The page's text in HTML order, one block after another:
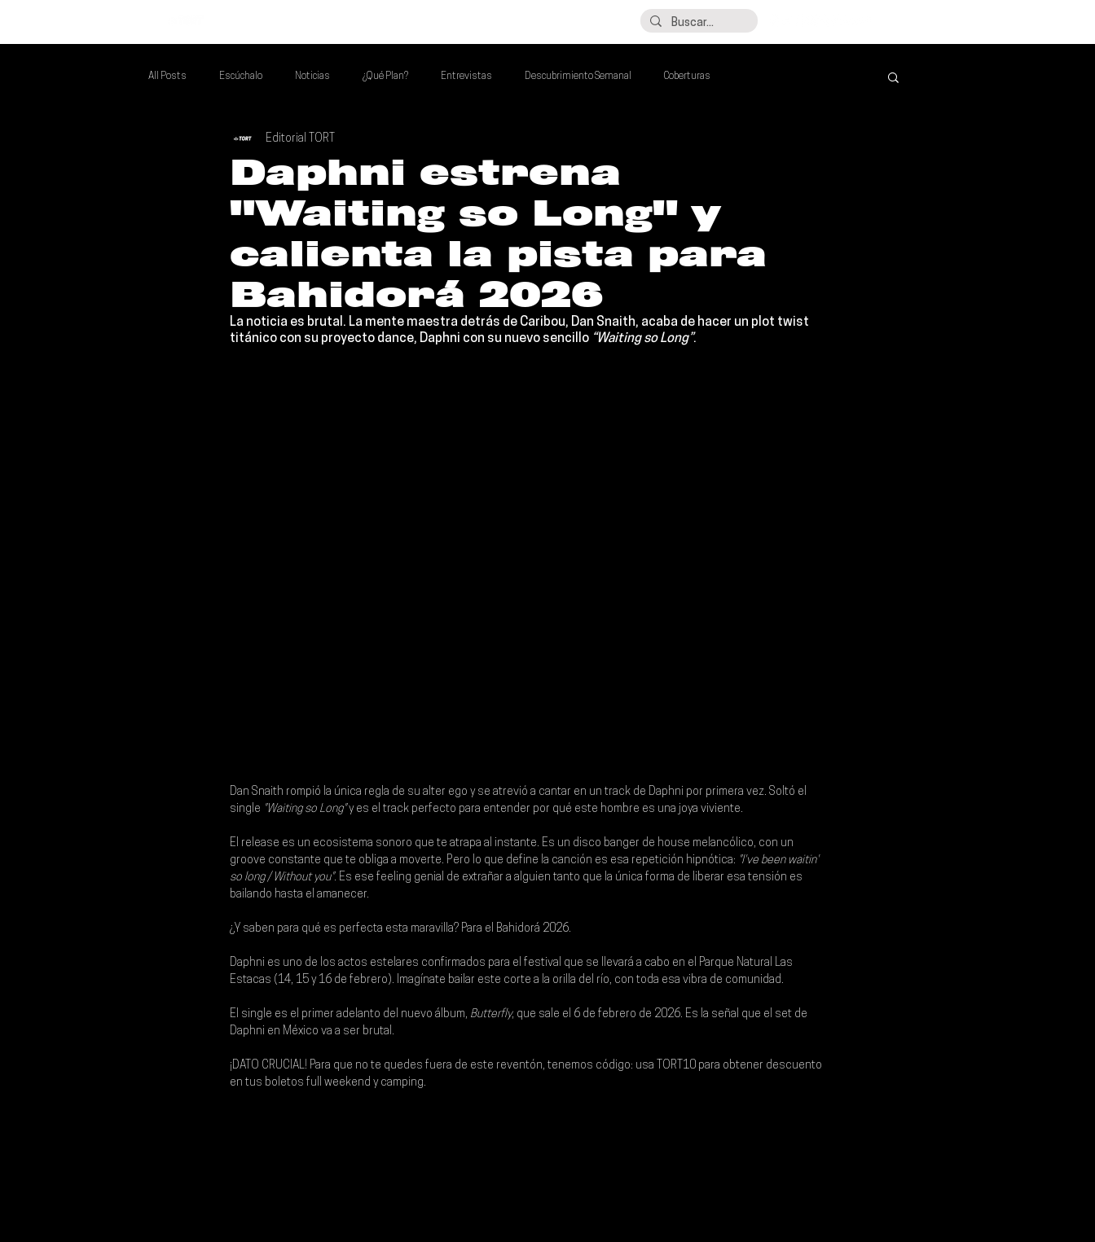
All Posts Escúchalo Noticias ¿Qué Plan? Entrevistas Descubrimiento Semanal Coberturas
Si Te Gusta... Te Recomendamos A...
Poder Latino Que Descubrir Mejores de la Semana Talento Mexa Semanal Álbumes de la Semana
Daphni estrena
"Waiting so Long" y
calienta la pista para
Bahidorá 2026
Editorial TORT
La noticia es brutal. La mente maestra detrás de Caribou, Dan Snaith, acaba de hacer un plot twist
titánico con su proyecto dance, Daphni con su nuevo sencillo “Waiting so Long”.
Dan Snaith rompió la única regla de su alter ego y se atrevió a cantar en un track de Daphni por primera vez. Soltó el
single "Waiting so Long" y es el track perfecto para entender por qué este hombre es una joya viviente.
El release es un ecosistema sonoro que te atrapa al instante. Es un disco banger de house melancólico, con un
groove constante que te obliga a moverte. Pero lo que define la canción es esa repetición hipnótica: "I've been waitin'
so long / Without you". Es ese feeling genial de extrañar a alguien tanto que la única forma de liberar esa tensión es
bailando hasta el amanecer.
¿Y saben para qué es perfecta esta maravilla? Para el Bahidorá 2026.
Daphni es uno de los actos estelares confirmados para el festival que se llevará a cabo en el Parque Natural Las
Estacas (14, 15 y 16 de febrero). Imagínate bailar este corte a la orilla del río, con toda esa vibra de comunidad.
El single es el primer adelanto del nuevo álbum, Butterfly, que sale el 6 de febrero de 2026. Es la señal que el set de
Daphni en México va a ser brutal .
¡DATO CRUCIAL! Para que no te quedes fuera de este reventón, tenemos código: usa TORT10 para obtener descuento
en tus boletos full weekend y camping.